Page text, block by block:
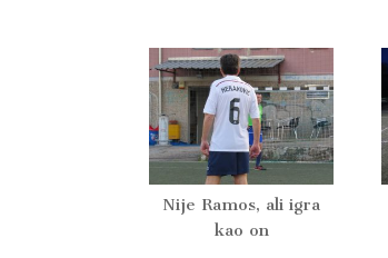
Nije Ramos, ali igra
kao on